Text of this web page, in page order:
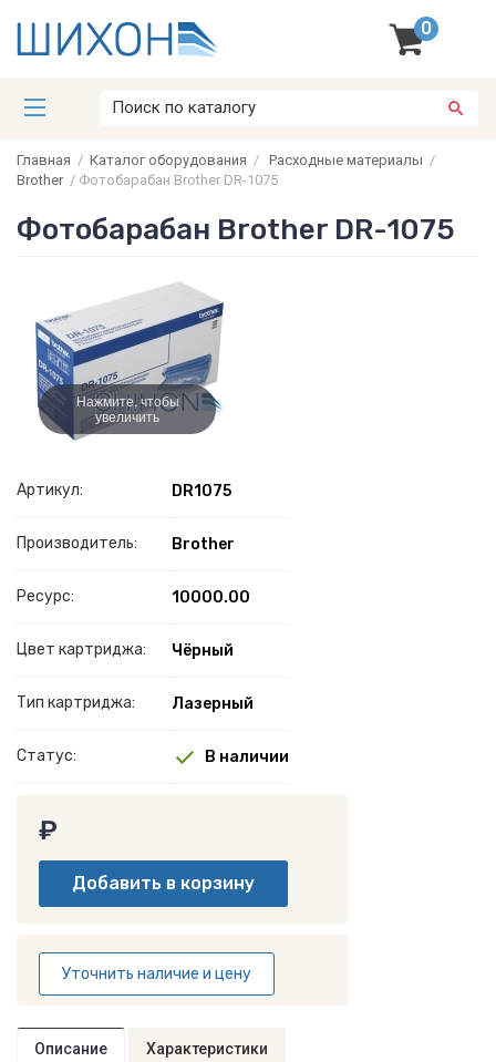
0
Главная / Каталог оборудования / Расходные материалы /
Brother/ Фотобарабан Brother DR-1075
Фотобарабан Brother DR-1075
Нажмите, чтобы
увеличить
Артикул: DR1075
Производитель: Brother
Ресурс: 10000.00
Цвет картриджа: Чёрный
Тип картриджа: Лазерный
Статус: В наличии
₽
Уточнить наличие и цену
Описание Характеристики